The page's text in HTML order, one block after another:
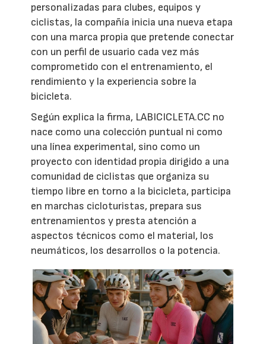
personalizadas para clubes, equipos y
ciclistas, la compañía inicia una nueva etapa
con una marca propia que pretende conectar
con un perfil de usuario cada vez más
comprometido con el entrenamiento, el
rendimiento y la experiencia sobre la
bicicleta.
Según explica la firma, LABICICLETA.CC no
nace como una colección puntual ni como
una línea experimental, sino como un
proyecto con identidad propia dirigido a una
comunidad de ciclistas que organiza su
tiempo libre en torno a la bicicleta, participa
en marchas cicloturistas, prepara sus
entrenamientos y presta atención a
aspectos técnicos como el material, los
neumáticos, los desarrollos o la potencia.